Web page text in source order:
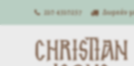
210 4310257 Δωρεάν